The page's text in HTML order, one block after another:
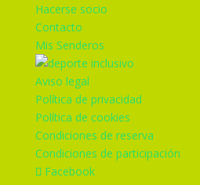
Hacerse socio
Contacto
Mis Senderos
Aviso legal
Política de privacidad
Política de cookies
Condiciones de reserva
Condiciones de participación
Facebook